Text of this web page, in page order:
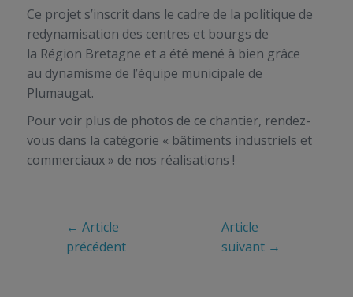
Ce projet s’inscrit dans le cadre de la politique de
redynamisation des centres et bourgs de
la Région Bretagne et a été mené à bien grâce
au dynamisme de l’équipe municipale de
Plumaugat.
Pour voir plus de photos de ce chantier, rendez-
vous dans la catégorie « bâtiments industriels et
commerciaux » de nos réalisations !
← Article
précédent
Article
suivant →